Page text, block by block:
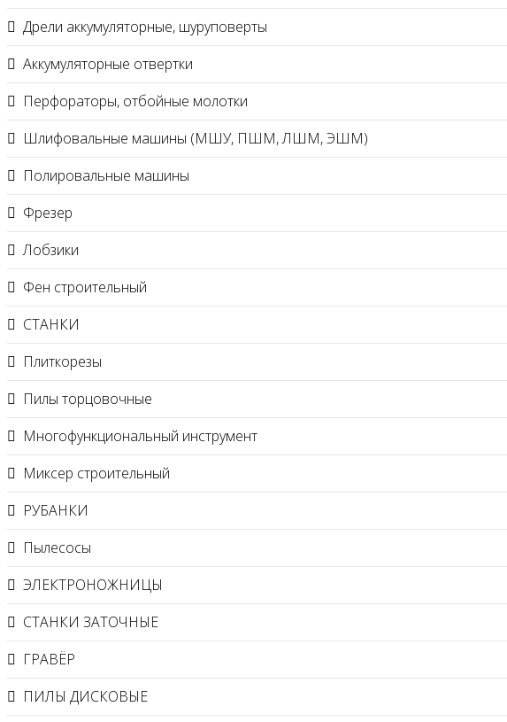
Дрели аккумуляторные, шуруповерты
Аккумуляторные отвертки
Перфораторы, отбойные молотки
Шлифовальные машины (МШУ, ПШМ, ЛШМ, ЭШМ)
Полировальные машины
Фрезер
Лобзики
Фен строительный
СТАНКИ
Плиткорезы
Пилы торцовочные
Многофункциональный инструмент
Миксер строительный
РУБАНКИ
Пылесосы
ЭЛЕКТРОНОЖНИЦЫ
СТАНКИ ЗАТОЧНЫЕ
ГРАВЁР
ПИЛЫ ДИСКОВЫЕ